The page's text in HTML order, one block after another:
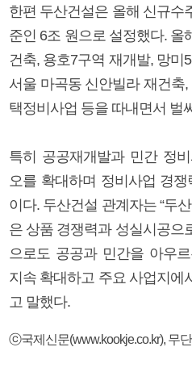
한편 두산건설은 올해 신규수
준인 6조 원으로 설정했다. 올
건축, 용호7구역 재개발, 망미
서울 마곡동 신안빌라 재건축
택정비사업 등을 따내면서 벌
특히 공공재개발과 민간 정
오를 확대하며 정비사업 경
이다. 두산건설 관계자는 “두
은 상품 경쟁력과 성실시공으
으로도 공공과 민간을 아우
지속 확대하고 주요 사업지에
고 말했다.
ⓒ국제신문(www.kookje.co.kr), 무